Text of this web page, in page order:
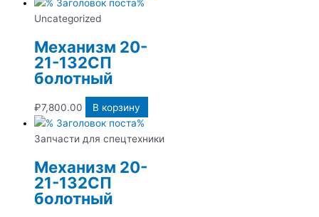
Uncategorized
Механизм 20-
21-132СП
болотный
₽7,800.00 В корзину
Запчасти для спецтехники
Механизм 20-
21-132СП
болотный